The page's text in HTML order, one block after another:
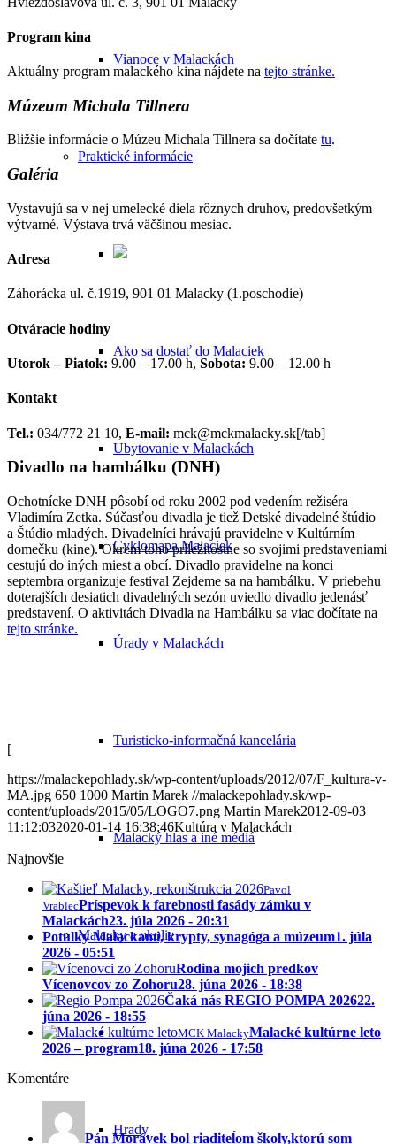
Vianoce v Malackách
Praktické informácie
Ako sa dostať do Malaciek
Ubytovanie v Malackách
Cyklomapa Malaciek
Úrady v Malackách
Turisticko-informačná kancelária
Malacký hlas a iné médiá
Malacky a okolie
Hrady
Program kina
Aktuálny program malackého kina nájdete na tejto stránke.
Múzeum Michala Tillnera
Bližšie informácie o Múzeu Michala Tillnera sa dočítate tu.
Galéria
Vystavujú sa v nej umelecké diela rôznych druhov, predovšetkým
výtvarné. Výstava trvá väčšinou mesiac.
Adresa
Záhorácka ul. č.1919, 901 01 Malacky (1.poschodie)
Otváracie hodiny
Utorok – Piatok: 9.00 – 17.00 h, Sobota: 9.00 – 12.00 h
Kontakt
Tel.: 034/772 21 10, E-mail: mck@mckmalacky.sk[/tab]
Divadlo na hambálku (DNH)
Ochotnícke DNH pôsobí od roku 2002 pod vedením režiséra
Vladimíra Zetka. Súčasťou divadla je tiež Detské divadelné štúdio
a Štúdio mladých. Divadelníci hrávajú pravidelne v Kultúrním
domečku (kine). Okrem toho príležitostne so svojimi predstaveniami
cestujú do iných miest a obcí. Divadlo pravidelne na konci
septembra organizuje festival Zejdeme sa na hambálku. V priebehu
doterajších desiatich divadelných sezón uviedlo divadlo jedenásť
predstavení. O aktivitách Divadla na Hambálku sa viac dočítate na
tejto stránke.
[
https://malackepohlady.sk/wp-content/uploads/2012/07/F_kultura-v-
MA.jpg 650 1000 Martin Marek //malackepohlady.sk/wp-
content/uploads/2015/05/LOGO7.png Martin Marek2012-09-03
11:12:032020-01-14 16:38:46Kultúra v Malackách
Najnovšie
Pavol
VrablecPríspevok k farebnosti fasády zámku v
Malackách23. júla 2026 - 20:31
Potulky Malackami, krypty, synagóga a múzeum1. júla
2026 - 05:51
Rodina mojich predkov
Vícenovcov zo Zohoru28. júna 2026 - 18:38
Čaká nás REGIO POMPA 202622.
júna 2026 - 18:55
MCK MalackyMalacké kultúrne leto
2026 – program18. júna 2026 - 17:58
Komentáre
Pán Morávek bol riaditeĺom školy,ktorú som